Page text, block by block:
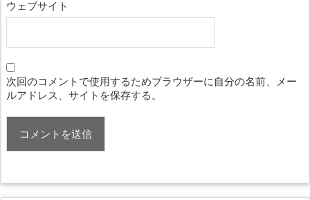
ウェブサイト
次回のコメントで使用するためブラウザーに自分の名前、メー
ルアドレス、サイトを保存する。